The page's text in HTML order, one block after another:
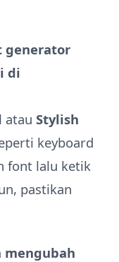
generator
di
atau Stylish
keyboard
font lalu ketik
pastikan
mengubah